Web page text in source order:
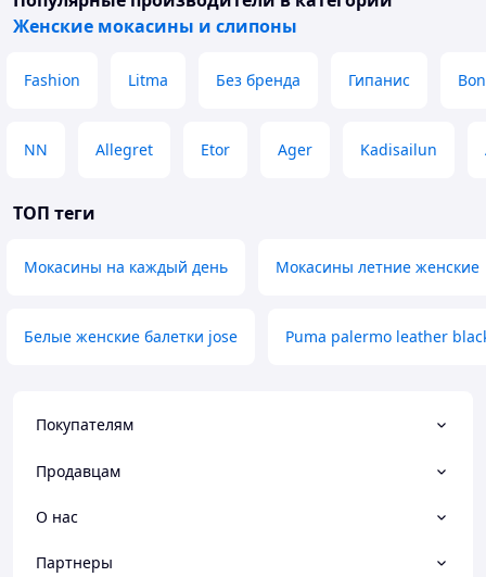
Женские мокасины и слипоны
Fashion Litma Без бренда Гипанис
NN Allegret Etor Ager Kadisailun
ТОП теги
Мокасины на каждый день Мокасины летние женские
Белые женские балетки jose Puma palermo leather
Покупателям
Продавцам
О нас
Партнеры